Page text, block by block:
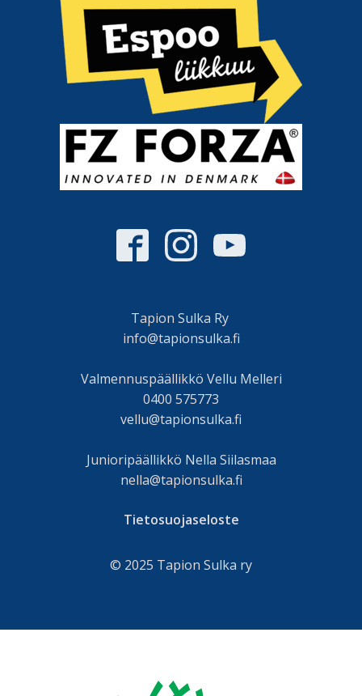
Tapion Sulka Ry
info@tapionsulka.fi
Valmennuspäällikkö Vellu Melleri
0400 575773
vellu@tapionsulka.fi
Junioripäällikkö Nella Siilasmaa
nella@tapionsulka.fi
Tietosuojaseloste
© 2025 Tapion Sulka ry